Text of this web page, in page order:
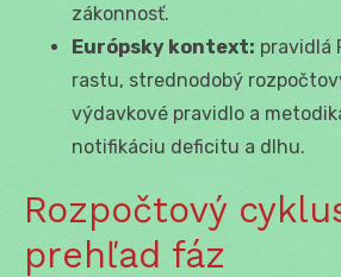
zákonnosť.
Európsky kontext: pravidlá
rastu, strednodobý
výdavkové pravidlo a
notifikáciu deficitu a dlhu.
Rozpočtový
prehľad fáz